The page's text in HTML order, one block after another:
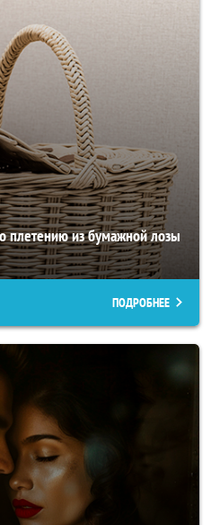
плетению из бумажной лозы
ПОДРОБНЕЕ